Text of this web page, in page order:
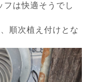
は快適そうでし
順次植え付けとな